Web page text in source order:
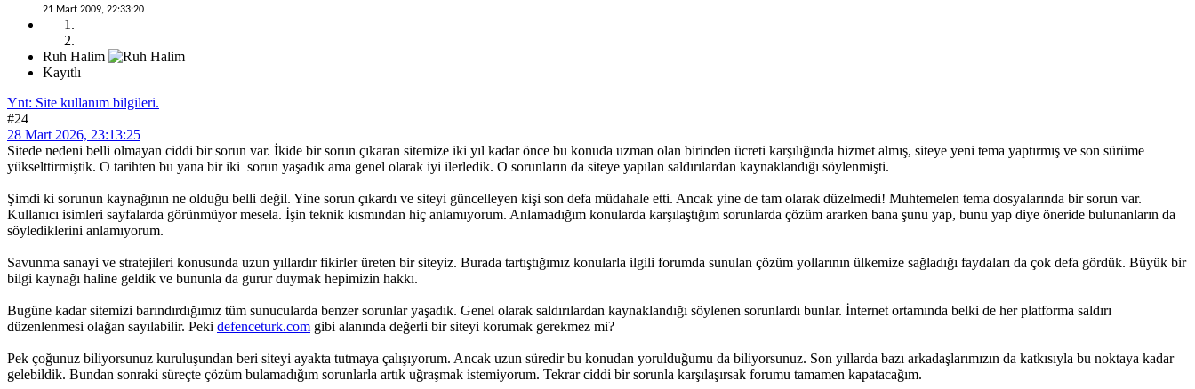
21 Mart 2009, 22:33:20
Ruh Halim
Kayıtlı
Ynt: Site kullanım bilgileri.
#24
28 Mart 2026, 23:13:25
Sitede nedeni belli olmayan ciddi bir sorun var. İkide bir sorun çıkaran sitemize iki yıl kadar önce bu konuda uzman olan birinden ücreti karşılığında hizmet almış, siteye yeni tema yaptırmış ve son sürüme
yükselttirmiştik. O tarihten bu yana bir iki sorun yaşadık ama genel olarak iyi ilerledik. O sorunların da siteye yapılan saldırılardan kaynaklandığı söylenmişti.
Şimdi ki sorunun kaynağının ne olduğu belli değil. Yine sorun çıkardı ve siteyi güncelleyen kişi son defa müdahale etti. Ancak yine de tam olarak düzelmedi! Muhtemelen tema dosyalarında bir sorun var.
Kullanıcı isimleri sayfalarda görünmüyor mesela. İşin teknik kısmından hiç anlamıyorum. Anlamadığım konularda karşılaştığım sorunlarda çözüm ararken bana şunu yap, bunu yap diye öneride bulunanların da
söylediklerini anlamıyorum.
Savunma sanayi ve stratejileri konusunda uzun yıllardır fikirler üreten bir siteyiz. Burada tartıştığımız konularla ilgili forumda sunulan çözüm yollarının ülkemize sağladığı faydaları da çok defa gördük. Büyük bir
bilgi kaynağı haline geldik ve bununla da gurur duymak hepimizin hakkı.
Bugüne kadar sitemizi barındırdığımız tüm sunucularda benzer sorunlar yaşadık. Genel olarak saldırılardan kaynaklandığı söylenen sorunlardı bunlar. İnternet ortamında belki de her platforma saldırı
düzenlenmesi olağan sayılabilir. Peki defenceturk.com gibi alanında değerli bir siteyi korumak gerekmez mi?
Pek çoğunuz biliyorsunuz kuruluşundan beri siteyi ayakta tutmaya çalışıyorum. Ancak uzun süredir bu konudan yorulduğumu da biliyorsunuz. Son yıllarda bazı arkadaşlarımızın da katkısıyla bu noktaya kadar
gelebildik. Bundan sonraki süreçte çözüm bulamadığım sorunlarla artık uğraşmak istemiyorum. Tekrar ciddi bir sorunla karşılaşırsak forumu tamamen kapatacağım.